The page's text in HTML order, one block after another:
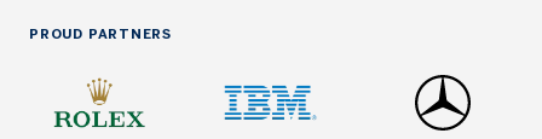
PROUD PARTNERS